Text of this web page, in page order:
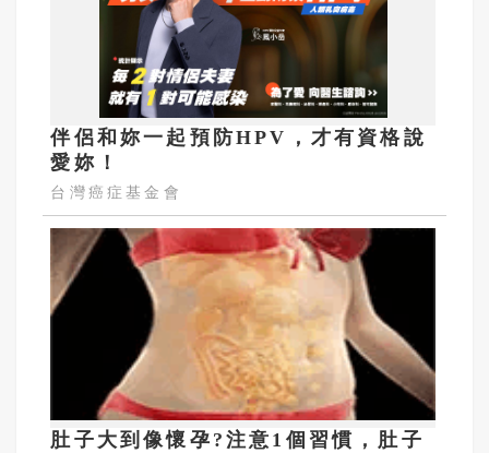
伴侶和妳一起預防HPV，才有資格說
愛妳！
台灣癌症基金會
肚子大到像懷孕?注意1個習慣，肚子